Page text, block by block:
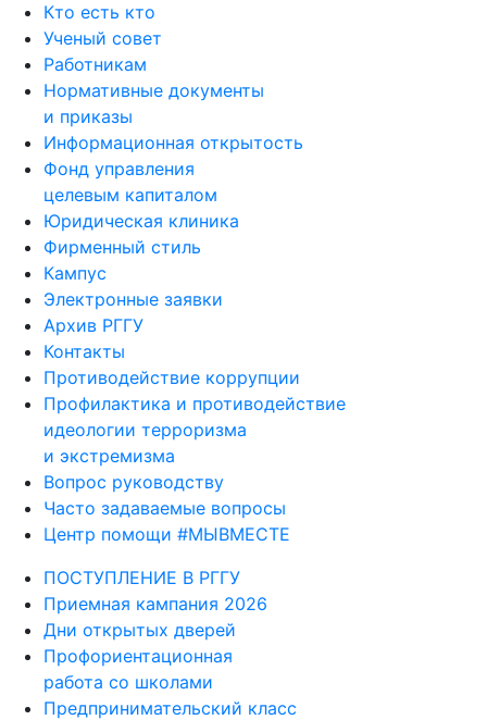
Кто есть кто
Ученый совет
Работникам
Нормативные документы
и приказы
Информационная открытость
Фонд управления
целевым капиталом
Юридическая клиника
Фирменный стиль
Кампус
Электронные заявки
Архив РГГУ
Контакты
Противодействие коррупции
Профилактика и противодействие
идеологии терроризма
и экстремизма
Вопрос руководству
Часто задаваемые вопросы
Центр помощи #МЫВМЕСТЕ
ПОСТУПЛЕНИЕ В РГГУ
Приемная кампания 2026
Дни открытых дверей
Профориентационная
работа со школами
Предпринимательский класс